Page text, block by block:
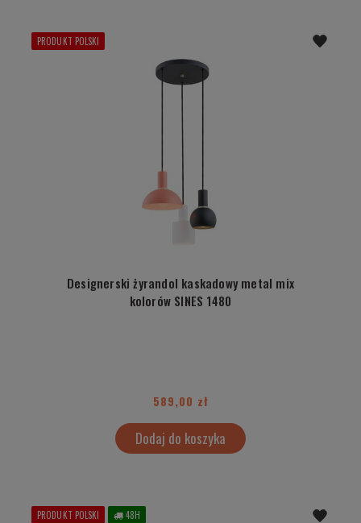
Designerski żyrandol kaskadowy metal mix
kolorów SINES 1480
589,00 zł
Dodaj do koszyka
PRODUKT POLSKI
PRODUKT POLSKI 48H